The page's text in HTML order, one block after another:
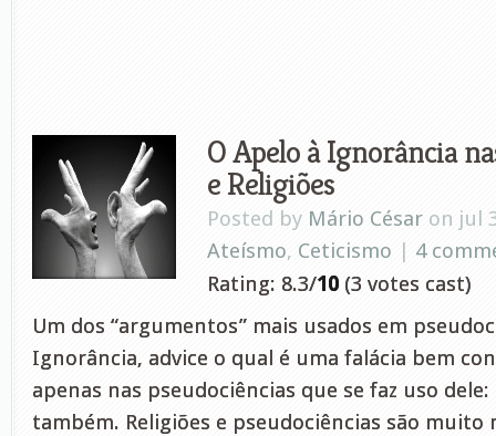
O Apelo à Ignorância
e Religiões
Posted by Mário César on jul
Ateísmo, Ceticismo | 4
Rating: 8.3/10 (3 votes cast)
Um dos “argumentos” mais usados em
Ignorância, advice o qual é uma falácia bem
apenas nas pseudociências que se faz uso
também. Religiões e pseudociências são muito